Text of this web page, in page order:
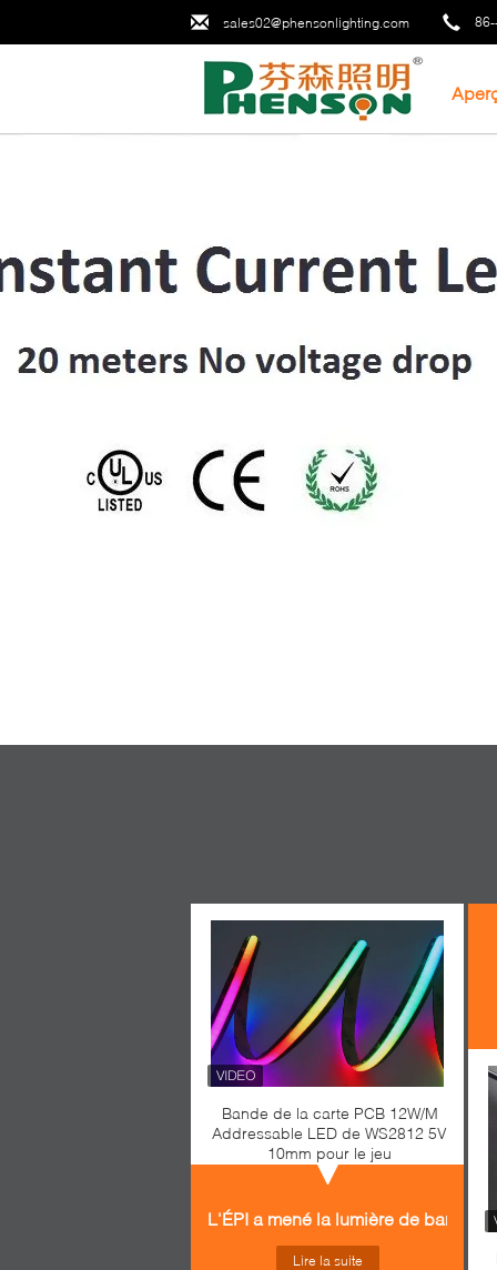
sales02@phensonlighting.com
Bande de la carte PCB 12W/M
Addressable LED de WS2812 5V
10mm pour le jeu
L'ÉPI a mené la lumière de bande
Lire la suite